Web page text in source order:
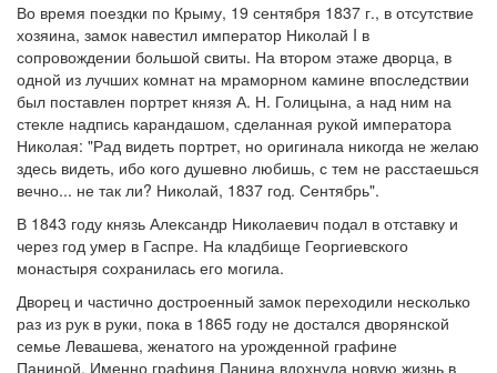
Во время поездки по Крыму, 19 сентября 1837 г., в отсутствие
хозяина, замок навестил император Николай I в
сопровождении большой свиты. На втором этаже дворца, в
одной из лучших комнат на мраморном камине впоследствии
был поставлен портрет князя А. Н. Голицына, а над ним на
стекле надпись карандашом, сделанная рукой императора
Николая: "Рад видеть портрет, но оригинала никогда не желаю
здесь видеть, ибо кого душевно любишь, с тем не расстаешься
вечно... не так ли? Николай, 1837 год. Сентябрь".
В 1843 году князь Александр Николаевич подал в отставку и
через год умер в Гаспре. На кладбище Георгиевского
монастыря сохранилась его могила.
Дворец и частично достроенный замок переходили несколько
раз из рук в руки, пока в 1865 году не достался дворянской
семье Левашева, женатого на урожденной графине
Паниной. Именно графиня Панина вдохнула новую жизнь в